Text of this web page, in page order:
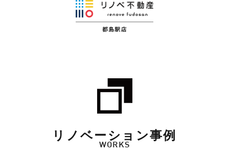
リノベーション事例
WORKS